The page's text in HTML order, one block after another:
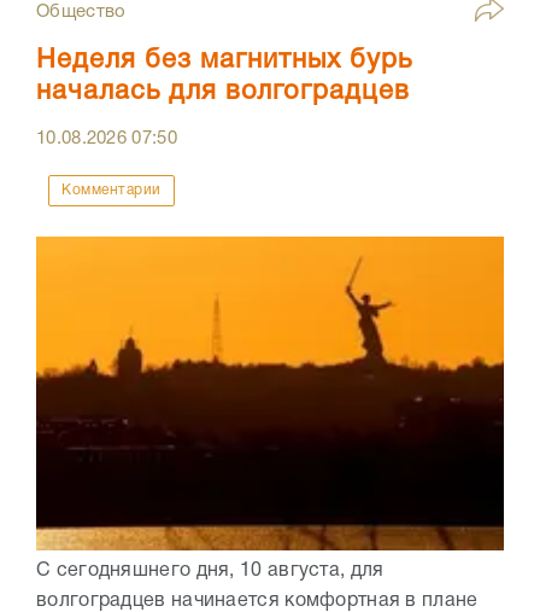
Общество
Неделя без магнитных бурь
началась для волгоградцев
10.08.202607:50
Комментарии
С сегодняшнего дня, 10 августа, для
волгоградцев начинается комфортная в плане